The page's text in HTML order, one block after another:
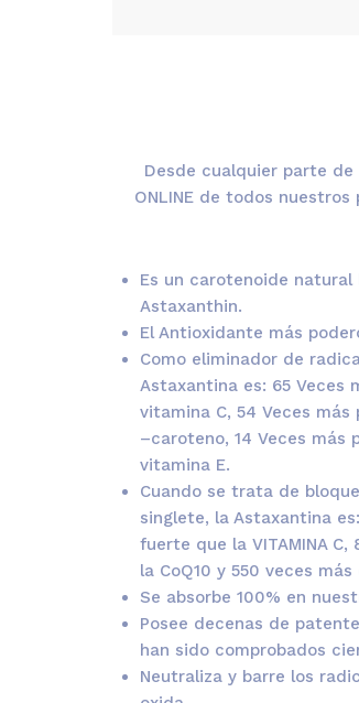
Desde cualquier parte
ONLINE de todos
Es un carotenoide natural
Astaxanthin.
El Antioxidante más
Como eliminador de
Astaxantina es: 65 Veces
vitamina C, 54 Veces
–caroteno, 14 Veces más
vitamina E.
Cuando se trata de
singlete, la Astaxantina
fuerte que la VITAMINA
la CoQ10 y 550 veces más
Se absorbe 100% en
Posee decenas de
han sido comprobados
Neutraliza y barre los